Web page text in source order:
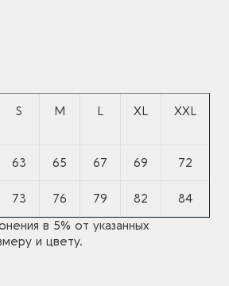
S M L XL XXL
63 65 67 69 72
73 76 79 82
84
в 5% от указанных
и цвету.